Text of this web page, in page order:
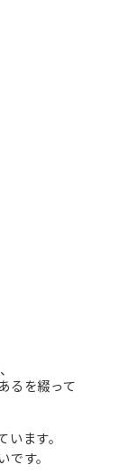
るを綴って
ます。
す。